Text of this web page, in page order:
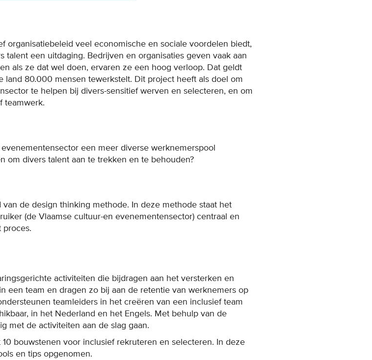
organisatiebeleid veel economische en sociale voordelen biedt,
een uitdaging. Bedrijven en organisaties geven vaak aan
als ze dat wel doen, ervaren ze een hoog verloop. Dat geldt
80.000 mensen tewerkstelt. Dit project heeft als doel om
te helpen bij divers-sensitief werven en selecteren, en om
teamwerk.
een meer diverse werknemerspool
om divers talent aan te trekken en te behouden?
de design thinking methode. In deze methode staat het
(de Vlaamse cultuur-en evenementensector) centraal en
proces.
activiteiten die bijdragen aan het versterken en
een team en dragen zo bij aan de retentie van werknemers op
teamleiders in het creëren van een inclusief team
in het Nederland en het Engels. Met behulp van de
met de activiteiten aan de slag gaan.
bouwstenen voor inclusief rekruteren en selecteren. In deze
en tips opgenomen.